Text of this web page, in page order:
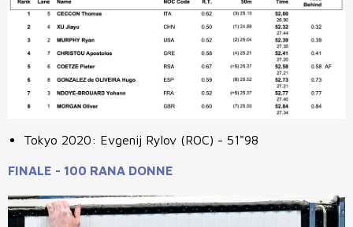
Tokyo 2020: Evgenij Rylov (ROC) - 51"98
FINALE - 100 RANA DONNE